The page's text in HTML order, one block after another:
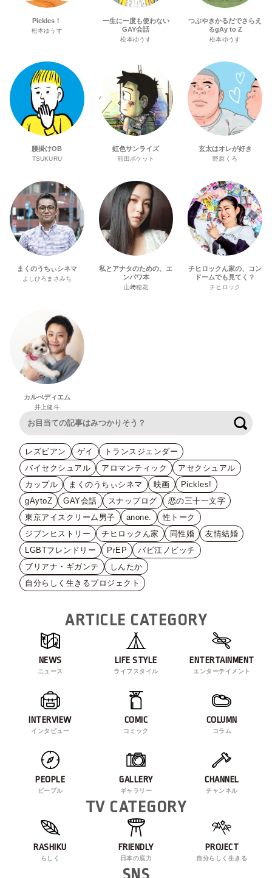
Pickles！
松本ゆうす
一生に一度も使わない
GAY会話
松本ゆうす
つぶやきかるだでさらえ
るgAy to Z
松本ゆうす
腰掛けOB
TSUKURU
虹色サンライズ
前田ポケット
玄太はオレが好き
野原くろ
まくのうちぃシネマ
よしひろまさみち
私とアナタのための、エ
ンパワ本
山﨑穂花
チヒロックん家の、コン
ドームでも見てく？
チヒロック
カルぺディエム
井上健斗
レズビアン ゲイ
トランスジェンダー
バイセクシュアル
アロマンティック
アセクシュアル
カップル
まくのうちぃシネマ 映画
Pickles!
gAytoZ
GAY会話 スナップログ
恋の三十一文字
東京アイスクリーム男子
anone.
性トーク
ジブンヒストリー
チヒロックん家 同性婚
友情結婚
LGBTフレンドリー
PrEP
バビ江ノビッチ
ブリアナ・ギガンテ
しんたか
自分らしく生きるプロジェクト
ARTICLE CATEGORY
NEWS
ニュース
LIFE STYLE
ライフスタイル
ENTERTAINMENT
エンターテイメント
INTERVIEW
インタビュー
COMIC
コミック
COLUMN
コラム
PEOPLE
ピープル
GALLERY
ギャラリー
CHANNEL
チャンネル
TV CATEGORY
RASHIKU
らしく
FRIENDLY
日本の底力
PROJECT
自分らしく生きる